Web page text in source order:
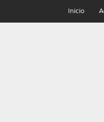
Inicio